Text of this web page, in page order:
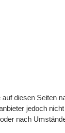
diesen Seiten
jedoch
nach